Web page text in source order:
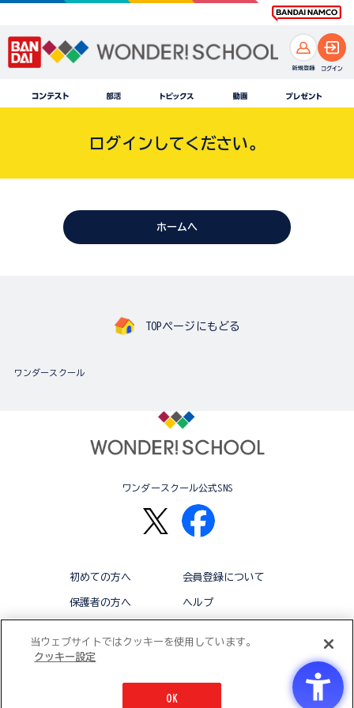
ログインしてください。
ホームへ
TOPページにもどる
ワンダースクール
ワンダースクール公式SNS
初めての方へ 会員登録について
保護者の方へ ヘルプ
© BANDAI CO.,LTD 2015 ALL RIGHTS RESERVED
当ウェブサイトではクッキーを使用しています。
クッキー設定
OK